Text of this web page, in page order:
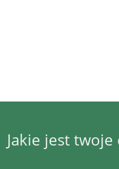
Jakie jest